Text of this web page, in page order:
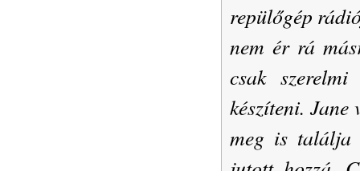
repülőgép
nem ér rá
csak szerelmi
készíteni.
meg is találja